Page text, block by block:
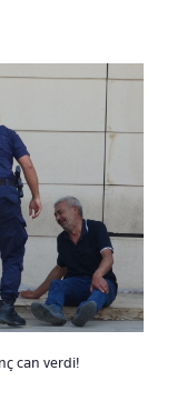
can verdi!